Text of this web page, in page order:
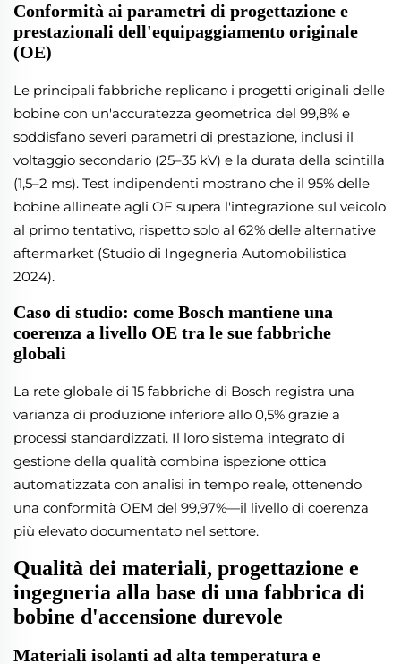
Conformità ai parametri di progettazione e
prestazionali dell'equipaggiamento originale
(OE)
Le principali fabbriche replicano i progetti originali delle
bobine con un'accuratezza geometrica del 99,8% e
soddisfano severi parametri di prestazione, inclusi il
voltaggio secondario (25–35 kV) e la durata della scintilla
(1,5–2 ms). Test indipendenti mostrano che il 95% delle
bobine allineate agli OE supera l'integrazione sul veicolo
al primo tentativo, rispetto solo al 62% delle alternative
aftermarket (Studio di Ingegneria Automobilistica
2024).
Caso di studio: come Bosch mantiene una
coerenza a livello OE tra le sue fabbriche
globali
La rete globale di 15 fabbriche di Bosch registra una
varianza di produzione inferiore allo 0,5% grazie a
processi standardizzati. Il loro sistema integrato di
gestione della qualità combina ispezione ottica
automatizzata con analisi in tempo reale, ottenendo
una conformità OEM del 99,97%—il livello di coerenza
più elevato documentato nel settore.
Qualità dei materiali, progettazione e
ingegneria alla base di una fabbrica di
bobine d'accensione durevole
Materiali isolanti ad alta temperatura e